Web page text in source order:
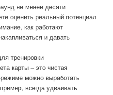
не менее десяти
оценить реальный потенциал
как работают
и давать
тренировки
карты – это чистая
можно выработать
всегда удваивать